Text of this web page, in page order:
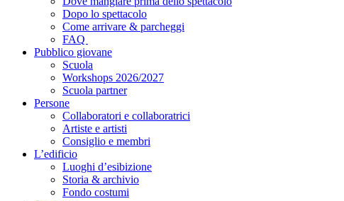
Dopo lo spettacolo
Come arrivare & parcheggi
FAQ
Pubblico giovane
Scuola
Workshops 2026/2027
Scuola partner
Persone
Collaboratori e collaboratrici
Artiste e artisti
Consiglio e membri
L’edificio
Luoghi d’esibizione
Storia & archivio
Fondo costumi